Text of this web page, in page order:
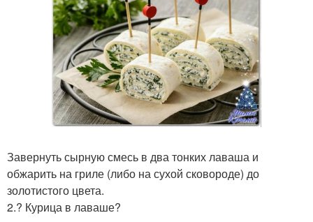
Завернуть сырную смесь в два тонких лаваша и
обжарить на гриле (либо на сухой сковороде) до
золотистого цвета.
2.? Курица в лаваше?